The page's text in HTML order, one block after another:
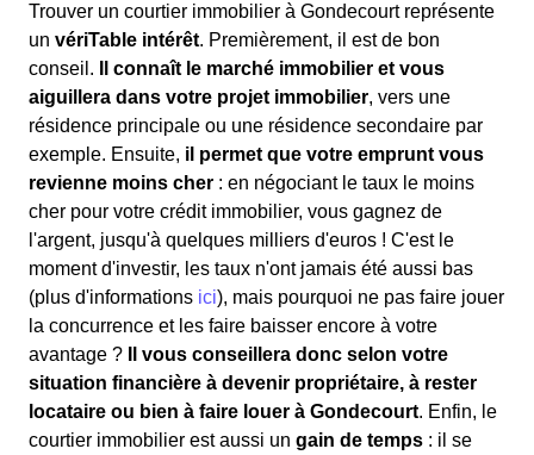
Trouver un courtier immobilier à Gondecourt représente
un vériTable intérêt. Premièrement, il est de bon
conseil.
Il connaît le marché immobilier et vous
aiguillera dans votre projet immobilier, vers une
résidence principale ou une résidence secondaire par
exemple. Ensuite, il permet que votre emprunt vous
revienne moins cher : en négociant le taux le moins
cher pour votre crédit immobilier, vous gagnez de
l'argent, jusqu'à quelques milliers d'euros ! C'est le
moment d'investir, les taux n'ont jamais été aussi bas
(plus d'informations ici), mais pourquoi ne pas faire jouer
la concurrence et les faire baisser encore à votre
avantage ?
Il vous conseillera donc selon votre
situation financière à devenir propriétaire, à rester
locataire ou bien à faire louer à Gondecourt. Enfin, le
courtier immobilier est aussi un gain de temps : il se